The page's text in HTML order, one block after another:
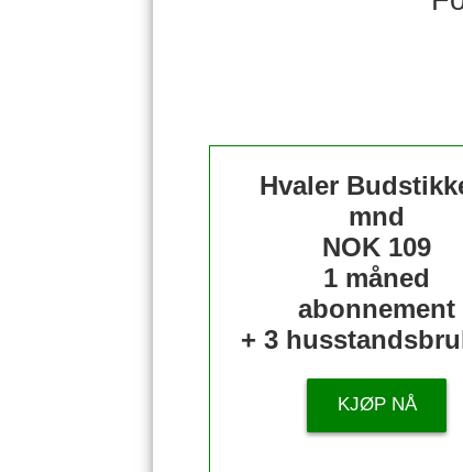
Hvaler
mnd
NOK 109
1 måned
abonnement
+ 3
KJØP NÅ